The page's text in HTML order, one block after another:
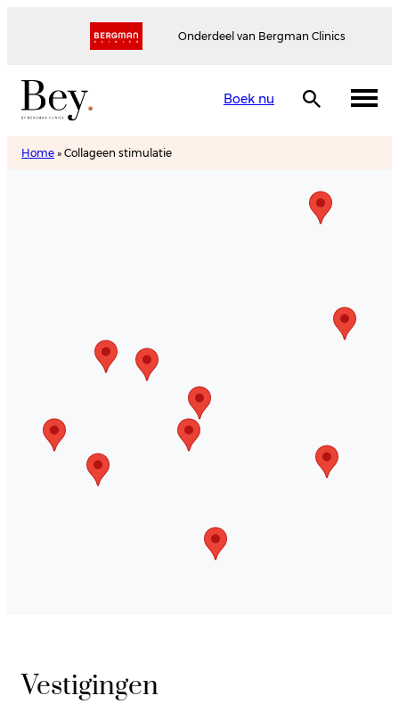
Onderdeel van Bergman Clinics
Boek nu
Home » Collageen stimulatie
Vestigingen